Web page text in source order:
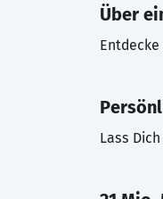
Über
Entdecke
Lass